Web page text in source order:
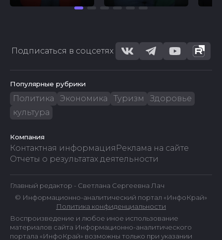
Подписаться в соцсетях
Популярные рубрики
Политика Экономика Туризм
Здоровье
культура
Компания
Контактная информация Реклама на сайте
Отчеты о результатах деятельности
Главный редактор - Светлана Сергеевна Лач
© Информационно-аналитический портал «ИнфоКрай»
Политика конфиденциальности
Воспроизведение и любое иное использование
материалов сайта Информационно-аналитического
портала «ИнфоКрай» возможны только при указании